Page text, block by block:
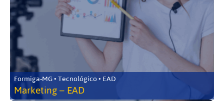
Formiga-MG • Tecnológico • EAD
Marketing – EAD